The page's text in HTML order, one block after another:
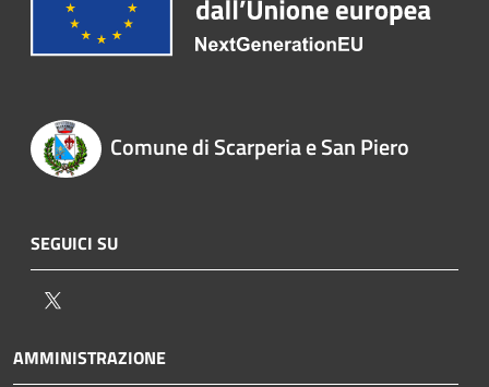
Comune di Scarperia e San Piero
SEGUICI SU
AMMINISTRAZIONE